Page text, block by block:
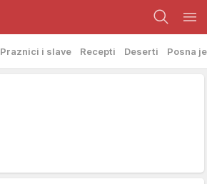
Praznici i slave Recepti Deserti Posna